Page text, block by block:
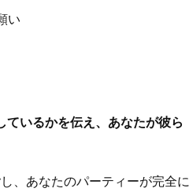
い
いるかを伝え、あなたが彼ら
、あなたのパーティーが完全に